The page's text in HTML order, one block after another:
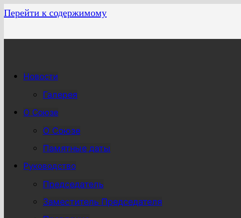
Перейти к содержимому
Новости
Галерея
О Союзе
О Союзе
Памятные даты
Руководство
Председатель
Заместитель Председателя